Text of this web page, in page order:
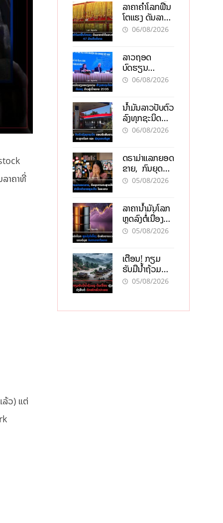
າຄາທີ່
ລ້ວ) ແຕ່
ລາຄາຄຳໂລກຟື້ນ
ໂຕແຮງ ດັນລາຄາ
ຄຳໃນລາວທະລຸ
06/08/2026
ລາວຖອດ
ບົດຮຽນ
ຫວຽດນາມ ສ້າງ
ເປົ້າໝາຍ 2035
06/08/2026
ນໍ້າມັນລາວປັບຕົວ
ລົງທຸກຊະນິດ
ຕອບຮັບສັນຍານ
ແຄບຮໍມູສ
06/08/2026
ດຣາມ່າແລກຍອດ
ຂາຍ, ກົນຍຸດ
ການຕະຫຼາດສີ
ໄລຍະຍາວ
05/08/2026
ລາຄານ້ຳມັນໂລກ
ຫຼຸດລົງຕໍ່ເນື່ອງ
ຮັບສັນຍານບວກ
ລາວ
05/08/2026
ເຕືອນ! ກຽມ
ຮັບມືນໍ້າຖ້ວມ
ກະທັນຫັນ-ດິນ
ໜັກທົ່ວປະເທດ
05/08/2026